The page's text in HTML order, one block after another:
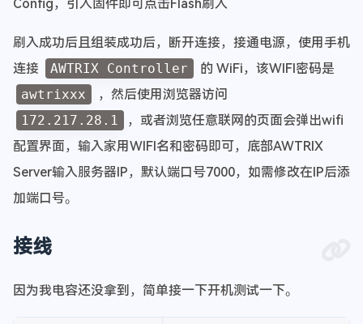
Config，引入固件即可点击Flash刷入
刷入成功后且组装成功后，断开连接，接通电源，使用手机
连接
AWTRIX Controller
的 WiFi，该WIFI密码是
awtrixxx
，然后使用浏览器访问
172.217.28.1
，或者浏览任意联网的页面会弹出wifi
配置界面，输入家用WIFI名和密码即可，底部AWTRIX
Server输入服务器IP，默认端口号7000，如需修改在IP后添
加端口号。
接线
因为我电容还没拿到，简单接一下开机测试一下。